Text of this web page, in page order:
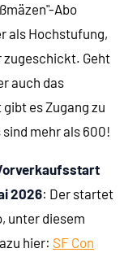
Abo
als Hochstufung,
zugeschickt. Geht
auch das
es Zugang zu
mehr als 600!
2026: Der startet
unter diesem
hier: SF Con